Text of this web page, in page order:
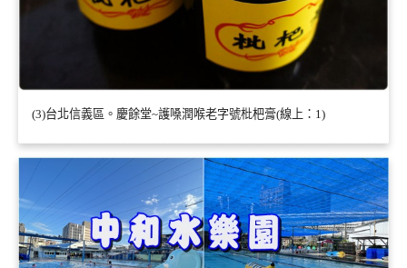
(3)台北信義區。慶餘堂~護嗓潤喉老字號枇杷膏(線上：1)